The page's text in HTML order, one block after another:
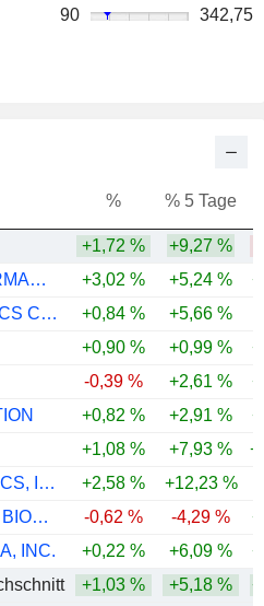
90 342,75
% % 5 Tage
+1,72 % +9,27 %
REGENERON PHARMACEUTICALS, INC.
+3,02 % +5,24 %
SAMSUNG BIOLOGICS CO.,LTD.
+0,84 % +5,66 %
+0,90 % +0,99 %
-0,39 % +2,61 %
+0,82 % +2,91 %
+1,08 % +7,93 %
INNOVENT BIOLOGICS, INC.
+2,58 % +12,23 %
SWEDISH ORPHAN BIOVITRUM AB
-0,62 % -4,29 %
INC.
+0,22 % +6,09 %
+1,03 % +5,18 %